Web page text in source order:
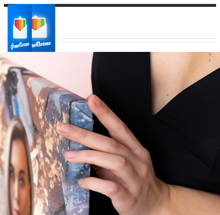
Ваш город:
Ваш регион доставки
Выберите из списка: